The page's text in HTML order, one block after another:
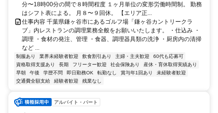
分〜18時00分の間で８時間程度 １ヶ月単位の変形労働時間制。 勤務
はシフト表による。 ⽉８〜９回休。 【エリア正...
仕事内容 千葉県鎌ヶ谷市にあるゴルフ場「鎌ヶ谷カントリークラ
ブ」内レストランの調理業務全般をお願いいたします。 ・仕込み ・
調理 ・食材の発注、管理 ・食器、調理器具類の洗浄 ・厨房内の清掃
など ...
制服あり 業界未経験者歓迎 飲食割引あり 主婦・主夫歓迎
60代も応募可
資格取得支援あり
長期 フリーター歓迎 社会保険あり
産休・育休取得実績あり
早朝
午後 学歴不問 即日勤務OK 転勤なし 賞与年1回あり
未経験者歓迎
交通費全額支給
経験者歓迎 残業なし
アルバイト・パート